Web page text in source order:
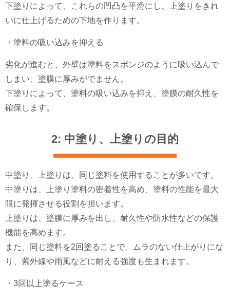
下塗りによって、これらの凹凸を平滑にし、上塗りをきれ
いに仕上げるための下地を作ります。
・塗料の吸い込みを抑える
劣化が進むと、外壁は塗料をスポンジのように吸い込んで
しまい、塗膜に厚みがでません。
下塗りによって、塗料の吸い込みを抑え、塗膜の耐久性を
確保します。
2: 中塗り、上塗りの目的
中塗り、上塗りは、同じ塗料を使用することが多いです。
中塗りは、上塗り塗料の密着性を高め、塗料の性能を最大
限に発揮させる役割を担います。
上塗りは、塗膜に厚みを出し、耐久性や防水性などの保護
機能を高めます。
また、同じ塗料を2回塗ることで、ムラのない仕上がりにな
り、紫外線や雨風などに耐える強度も生まれます。
・3回以上塗るケース